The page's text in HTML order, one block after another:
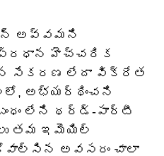
అవ్వమని
ప్రధాన హెచ్చరిక
సేకరణ లేదా విక్రేత
అభ్యర్థించని
లేని థర్డ్-పార్టీ
తమ ఇమెయిల్
అవసరం చాలా